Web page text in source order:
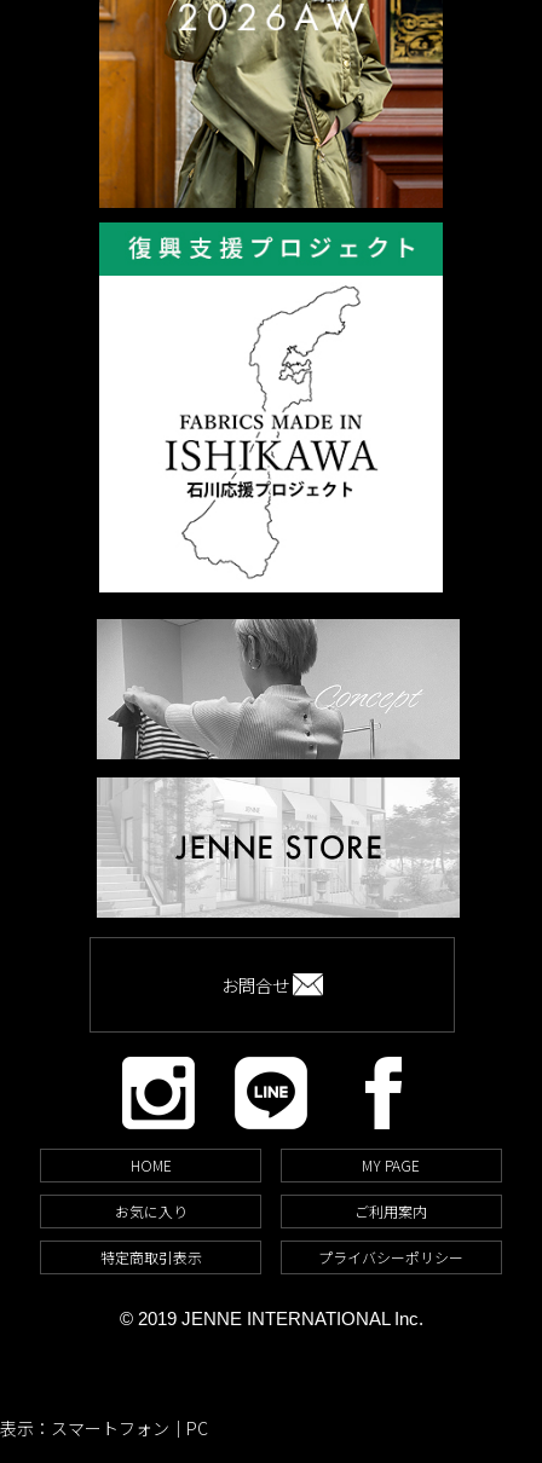
お問合せ
HOME MY PAGE
お気に入り ご利用案内
特定商取引表示 プライバシーポリシー
© 2019 JENNE INTERNATIONAL Inc.
表示：スマートフォン｜ PC